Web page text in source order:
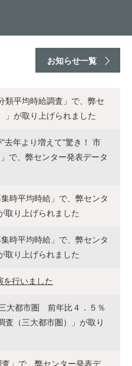
類平均時給調査」で、弊セ
」が取り上げられました
去年より増えて"驚き！ 市
で、弊センター発表データ
時平均時給」で、弊センタ
取り上げられました
時平均時給」で、弊センタ
取り上げられました
行いました
大都市圏 前年比４．５％
査（三大都市圏）」が取り
」で、弊センター発表デ
お知らせ一覧